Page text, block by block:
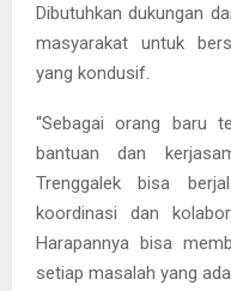
Dibutuhkan dukungan
masyarakat untuk
yang kondusif.
“Sebagai orang baru
bantuan dan
Trenggalek bisa
koordinasi dan
Harapannya bisa
setiap masalah yang